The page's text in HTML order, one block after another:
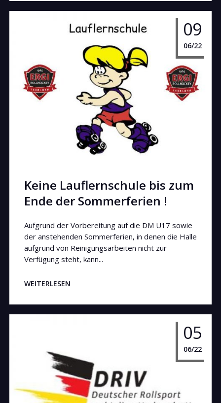
09
06/22
Keine Lauflernschule bis zum
Ende der Sommerferien !
Aufgrund der Vorbereitung auf die DM U17 sowie
der anstehenden Sommerferien, in denen die Halle
aufgrund von Reinigungsarbeiten nicht zur
Verfügung steht, kann...
WEITERLESEN
05
06/22